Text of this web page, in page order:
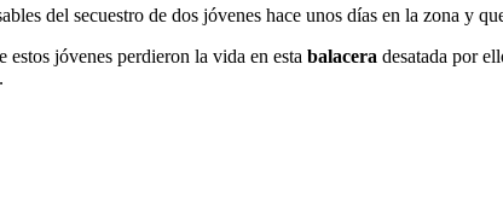
del secuestro de dos jóvenes hace unos días en la zona y
estos jóvenes perdieron la vida en esta balacera desatada por
.